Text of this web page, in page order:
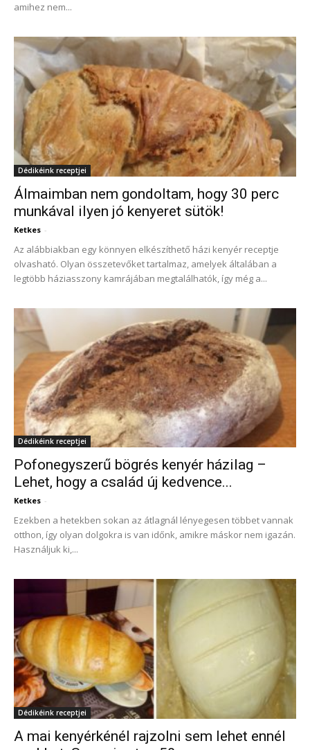
amihez nem...
Dédikéink receptjei
Álmaimban nem gondoltam, hogy 30 perc
munkával ilyen jó kenyeret sütök!
Ketkes -
Az alábbiakban egy könnyen elkészíthető házi kenyér receptje
olvasható. Olyan összetevőket tartalmaz, amelyek általában a
legtöbb háziasszony kamrájában megtalálhatók, így még a...
Dédikéink receptjei
Pofonegyszerű bögrés kenyér házilag –
Lehet, hogy a család új kedvence...
Ketkes -
Ezekben a hetekben sokan az átlagnál lényegesen többet vannak
otthon, így olyan dolgokra is van időnk, amikre máskor nem igazán.
Használjuk ki,...
Dédikéink receptjei
A mai kenyérkénél rajzolni sem lehet ennél